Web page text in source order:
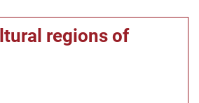
regions of